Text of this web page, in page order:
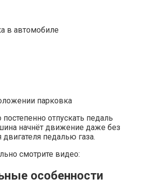
в автомобиле
парковка
отпускать педаль
начнёт движение даже без
педалью газа.
смотрите видео:
особенности